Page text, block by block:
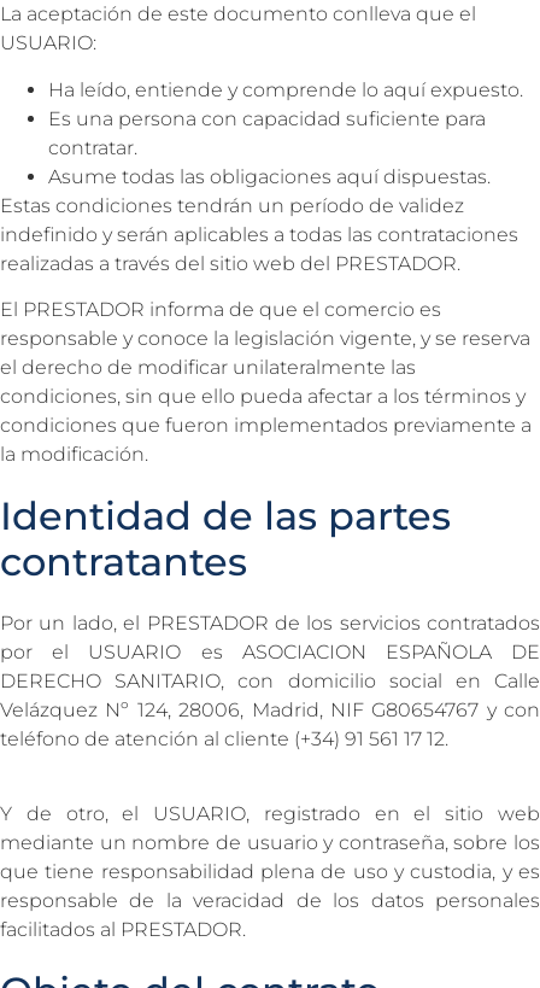
La aceptación de este documento conlleva que el
USUARIO:
Ha leído, entiende y comprende lo aquí expuesto.
Es una persona con capacidad suficiente para
contratar.
Asume todas las obligaciones aquí dispuestas.
Estas condiciones tendrán un período de validez
indefinido y serán aplicables a todas las contrataciones
realizadas a través del sitio web del PRESTADOR.
El PRESTADOR informa de que el comercio es
responsable y conoce la legislación vigente, y se reserva
el derecho de modificar unilateralmente las
condiciones, sin que ello pueda afectar a los términos y
condiciones que fueron implementados previamente a
la modificación.
Identidad de las partes
contratantes
Por un lado, el PRESTADOR de los servicios contratados
por el USUARIO es ASOCIACION ESPAÑOLA DE
DERECHO SANITARIO, con domicilio social en Calle
Velázquez Nº 124, 28006, Madrid, NIF G80654767 y con
teléfono de atención al cliente (+34) 91 561 17 12.
Y de otro, el USUARIO, registrado en el sitio web
mediante un nombre de usuario y contraseña, sobre los
que tiene responsabilidad plena de uso y custodia, y es
responsable de la veracidad de los datos personales
facilitados al PRESTADOR.